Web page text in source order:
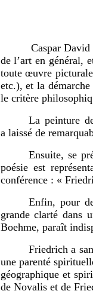
Caspar David
de l’art en général,
toute œuvre
etc.), et la
le critère
La peinture
a laissé de
Ensuite, se
poésie est
conférence : «
Enfin, pour
grande clarté dans
Boehme, paraît
Friedrich a
une parenté
géographique et
de Novalis et de